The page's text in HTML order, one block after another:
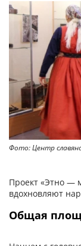
Фото: Центр
Проект «Этно —
вдохновляют
Общая